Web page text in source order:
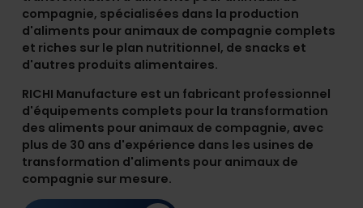
compagnie, spécialisées dans la production
d'aliments pour animaux de compagnie complets
et riches sur le plan nutritionnel, de snacks et
d'autres produits alimentaires.
RICHI Manufacture est un fabricant professionnel
d'équipements complets pour la transformation
des aliments pour animaux de compagnie, avec
plus de 30 ans d'expérience dans les usines de
transformation d'aliments pour animaux de
compagnie sur mesure.